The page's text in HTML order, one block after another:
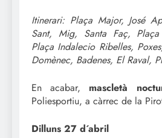
Itinerari: Plaça Major, José
Sant, Mig, Santa Faç,
Plaça Indalecio Ribelles,
Domènec, Badenes, El Raval,
En acabar, mascletà
Poliesportiu, a càrrec de la
Dilluns 27 d´abril